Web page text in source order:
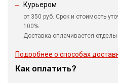
Курьером
от 350 руб. Срок и стоимость
100%
Доставка оплачивается
Подробнее о способах
Как оплатить?